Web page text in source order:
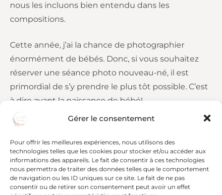
Gérer le consentement
Pour offrir les meilleures expériences, nous utilisons des
technologies telles que les cookies pour stocker et/ou accéder aux
informations des appareils. Le fait de consentir à ces technologies
nous permettra de traiter des données telles que le comportement
de navigation ou les ID uniques sur ce site. Le fait de ne pas
consentir ou de retirer son consentement peut avoir un effet
nous les incluons bien entendu dans les
compositions.
Cette année, j’ai la chance de photographier
énormément de bébés. Donc, si vous souhaitez
réserver une séance photo nouveau-né, il est
primordial de s’y prendre le plus tôt possible. C’est
à dire avant la naissance de bébé!
Article précédent
Séance nouveau-né Paul 7 jours au studio photo
Article suivant